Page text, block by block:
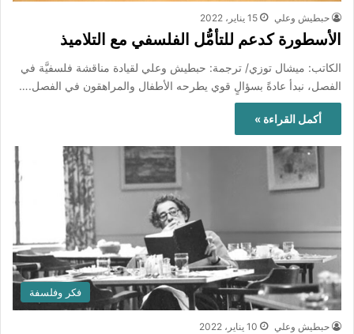
حبطيش وعلي 15 يناير، 2022
الأسطورة كدعم للتأمُّل الفلسفي مع التلاميذ
الكاتب: ميشال توزي/ ترجمة: حبطيش وعلي لقيادة مناقشة فلسفيَّة في
الفصل، نبدأ عادةً بسؤالٍ قوي يطرحه الأطفال والمراهقون في الفصل.…
أكمل القراءة »
فكر وفلسفة
حبطيش وعلي 10 يناير، 2022